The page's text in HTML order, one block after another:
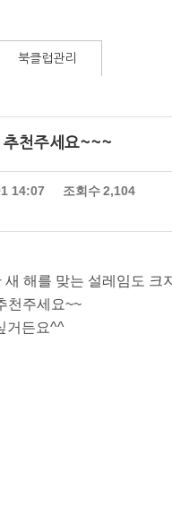
북클럽관리
천주세요~~~
14:07 조회수2,104
해를 맞는 설레임도 크
천주세요~~
거든요^^